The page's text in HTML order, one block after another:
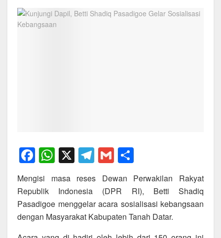
F
a
c
e
b
W
h
at
s
A
X T
el
e
gr
a
G
m
ail
h
ar
e
Mengisi masa reses Dewan Perwakilan Rakyat
Republik Indonesia (DPR RI), Betti Shadiq
Pasadigoe menggelar acara sosialisasi kebangsaan
dengan Masyarakat Kabupaten Tanah Datar.